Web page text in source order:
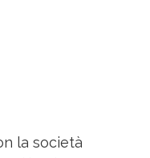
la società